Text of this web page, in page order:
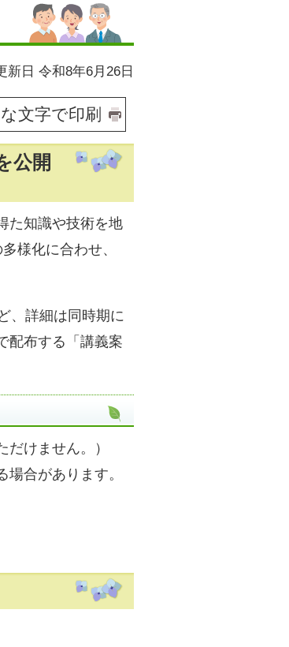
日 令和8年6月26日
文字で印刷
公開
た知識や技術を地
様化に合わせ、
、詳細は同時期に
配布する「講義案
けません。）
合があります。